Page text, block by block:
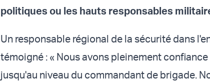
politiques ou les hauts responsables
Un responsable régional de la sécurité dans
témoigné : « Nous avons pleinement
jusqu'au niveau du commandant de brigade.